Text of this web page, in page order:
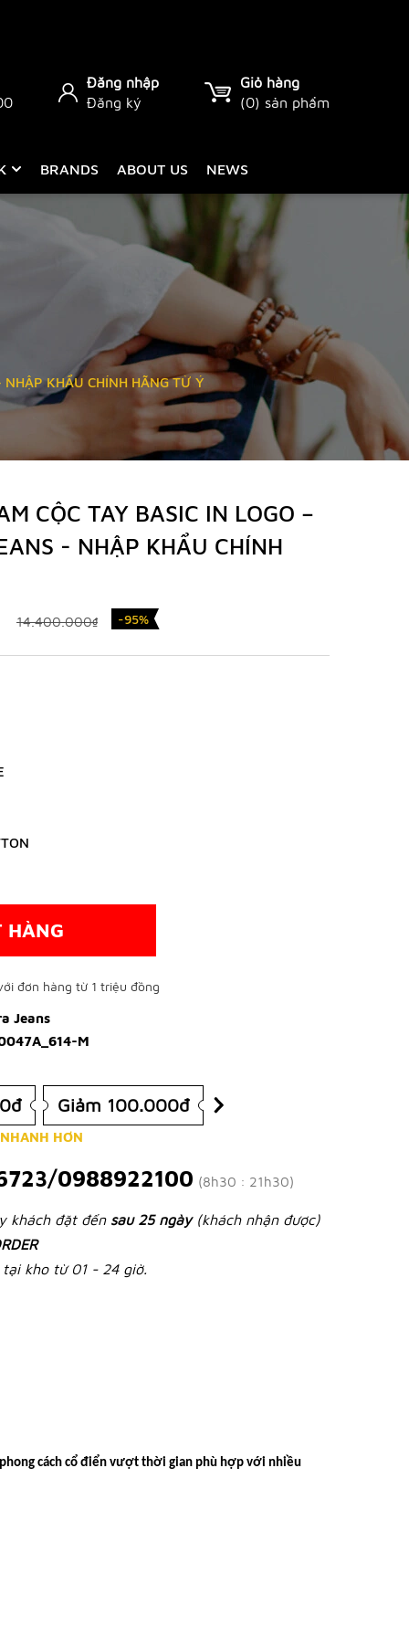
Đăng nhập
Đăng ký
Giỏ hàng
(0) sản phẩm
BRANDS ABOUT US NEWS
NHẬP KHẨU CHÍNH HÃNG TỪ Ý
CỘC TAY BASIC IN LOGO –
- NHẬP KHẨU CHÍNH
14.400.000₫ -95%
HÀNG
đơn hàng từ 1 triệu đồng
Jeans
M
Giảm 100.000đ
HƠN
0988922100 (8h30 : 21h30)
khách đặt đến sau 25 ngày (khách nhận được)
kho từ 01 - 24 giờ.
cách cổ điển vượt thời gian phù hợp với nhiều